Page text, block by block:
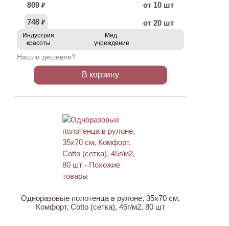
809 ₽
от 10 шт
748 ₽ от 20 шт
Индустрия
красоты
Мед.
учреждение
Нашли дешевле?
В корзину
Одноразовые полотенца в рулоне, 35х70 см,
Комфорт, Cotto (сетка), 45г/м2, 80 шт